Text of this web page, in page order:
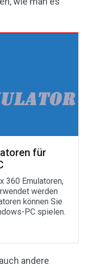
für
360 Emulatoren,
werden
können Sie
PC spielen.
andere